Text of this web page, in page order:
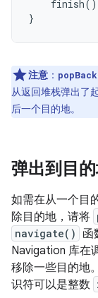
finish()
}
注意 ：
从返回堆栈弹出了
后一个目的地。
弹出到目
如需在从一个目
除目的地，请将
navigate() 函
Navigation 库在
移除一些目的地
识符可以是整数